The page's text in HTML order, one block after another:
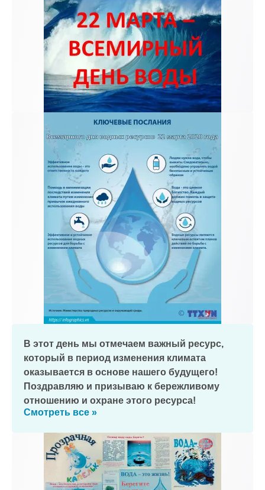
В этот день мы отмечаем важный ресурс,
который в период изменения климата
оказывается в основе нашего будущего!
Поздравляю и призываю к бережливому
отношению и охране этого ресурса!
Смотреть все »